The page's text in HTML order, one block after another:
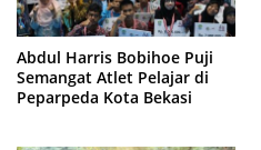
Abdul Harris Bobihoe Puji
Semangat Atlet Pelajar di
Peparpeda Kota Bekasi